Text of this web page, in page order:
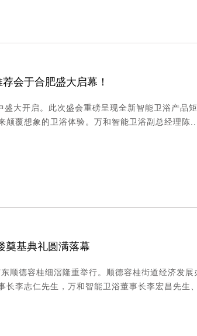
会于合肥盛大启幕！
大开启。此次盛会重磅呈现全新智能卫浴产品
覆想象的卫浴体验。万和智能卫浴副总经理陈...
奠基典礼圆满落幕
顺德容桂细滘隆重举行。顺德容桂街道经济发展
李志仁先生，万和智能卫浴董事长李宏昌先生